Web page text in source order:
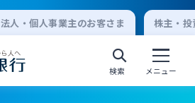
法人・個人事業主のお客さま 株主・
検索 メニュー